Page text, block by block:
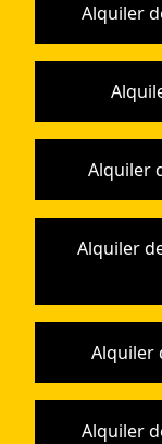
Alquiler
Alquiler
Alquiler
Alquiler
Alquiler